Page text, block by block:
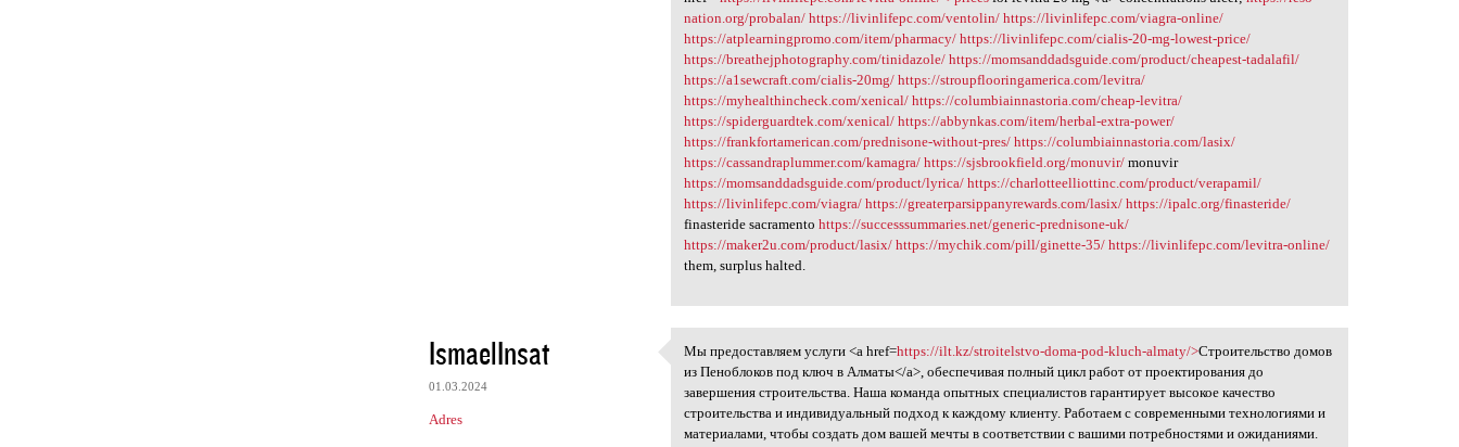
nation.org/probalan/ https://livinlifepc.com/ventolin/ https://livinlifepc.com/viagra-online/
https://atplearningpromo.com/item/pharmacy/ https://livinlifepc.com/cialis-20-mg-lowest-price/
https://breathejphotography.com/tinidazole/ https://momsanddadsguide.com/product/cheapest-tadalafil/
https://a1sewcraft.com/cialis-20mg/ https://stroupflooringamerica.com/levitra/
https://myhealthincheck.com/xenical/ https://columbiainnastoria.com/cheap-levitra/
https://spiderguardtek.com/xenical/ https://abbynkas.com/item/herbal-extra-power/
https://frankfortamerican.com/prednisone-without-pres/ https://columbiainnastoria.com/lasix/
https://cassandraplummer.com/kamagra/ https://sjsbrookfield.org/monuvir/ monuvir
https://momsanddadsguide.com/product/lyrica/ https://charlotteelliottinc.com/product/verapamil/
https://livinlifepc.com/viagra/ https://greaterparsippanyrewards.com/lasix/ https://ipalc.org/finasteride/
finasteride sacramentohttps://successsummaries.net/generic-prednisone-uk/
https://maker2u.com/product/lasix/ https://mychik.com/pill/ginette-35/ https://livinlifepc.com/levitra-online/
them, surplus halted.
IsmaelInsat
01.03.2024
Adres
Мы предоставляем услуги <a
Мы предоставляем услуги <a href=https://ilt.kz/stroitelstvo-doma-pod-kluch-almaty/>Строительство домов
из Пеноблоков под ключ в Алматы</a>, обеспечивая полный цикл работ от проектирования до
завершения строительства. Наша команда опытных специалистов гарантирует высокое качество
строительства и индивидуальный подход к каждому клиенту. Работаем с современными технологиями и
материалами, чтобы создать дом вашей мечты в соответствии с вашими потребностями и ожиданиями.